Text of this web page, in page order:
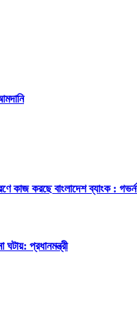
কাজ করছে বাংলাদেশ ব্যাংক :
প্রধানমন্ত্রী